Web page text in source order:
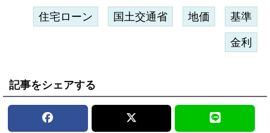
住宅ローン 国土交通省 地価 基準
金利
記事をシェアする